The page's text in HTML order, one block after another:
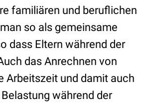
familiären und beruflichen
so als gemeinsame
dass Eltern während der
das Anrechnen von
Arbeitszeit und damit auch
während der